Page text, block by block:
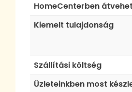
HomeCenterben
Kiemelt tulajdonság
Szállítási költség
Üzleteinkben most